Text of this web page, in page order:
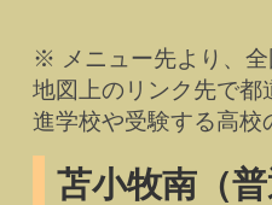
※ メニュー先より、全
地図上のリンク先で都
進学校や受験する高校
苫小牧南（普